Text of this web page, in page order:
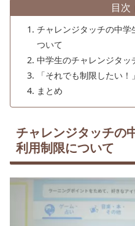
目次
チャレンジタッチの中
ついて
中学生のチャレンジタ
「それでも制限したい
まとめ
チャレンジタッチ
利用制限について